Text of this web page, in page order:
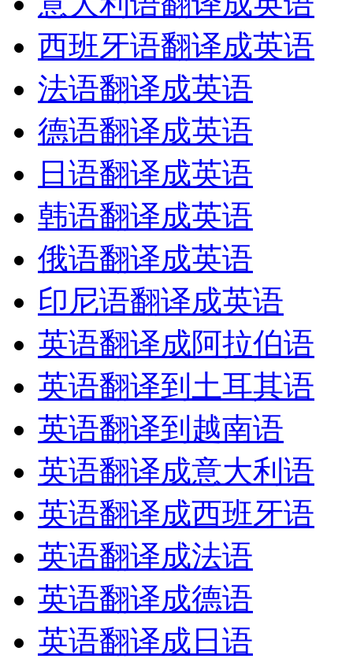
西班牙语翻译成英语
法语翻译成英语
德语翻译成英语
日语翻译成英语
韩语翻译成英语
俄语翻译成英语
印尼语翻译成英语
英语翻译成阿拉伯语
英语翻译到土耳其语
英语翻译到越南语
英语翻译成意大利语
英语翻译成西班牙语
英语翻译成法语
英语翻译成德语
英语翻译成日语